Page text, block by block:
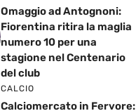
Omaggio ad Antognoni:
Fiorentina ritira la maglia
numero 10 per una
stagione nel Centenario
del club
CALCIO
Calciomercato in Fervore: